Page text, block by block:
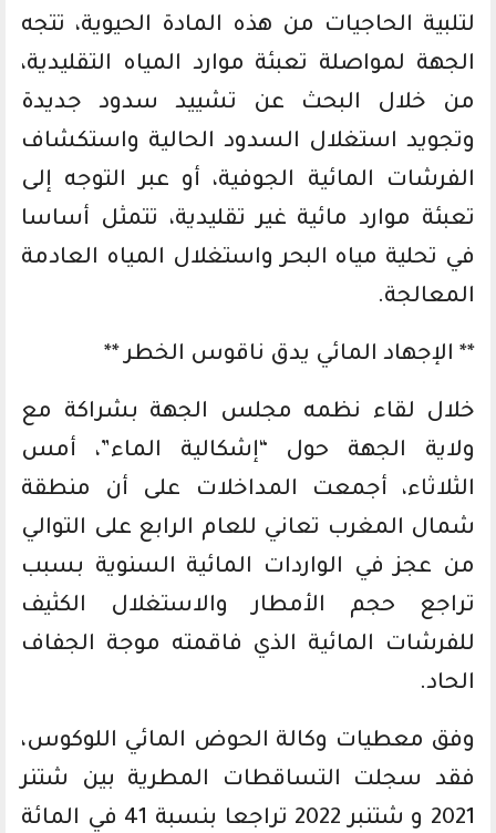
لتلبية الحاجيات من هذه المادة الحيوية، تتجه
الجهة لمواصلة تعبئة موارد المياه التقليدية،
من خلال البحث عن تشييد سدود جديدة
وتجويد استغلال السدود الحالية واستكشاف
الفرشات المائية الجوفية، أو عبر التوجه إلى
تعبئة موارد مائية غير تقليدية، تتمثل أساسا
في تحلية مياه البحر واستغلال المياه العادمة
المعالجة.
** الإجهاد المائي يدق ناقوس الخطر **
خلال لقاء نظمه مجلس الجهة بشراكة مع
ولاية الجهة حول “إشكالية الماء”، أمس
الثلاثاء، أجمعت المداخلات على أن منطقة
شمال المغرب تعاني للعام الرابع على التوالي
من عجز في الواردات المائية السنوية بسبب
تراجع حجم الأمطار والاستغلال الكثيف
للفرشات المائية الذي فاقمته موجة الجفاف
الحاد.
وفق معطيات وكالة الحوض المائي اللوكوس،
فقد سجلت التساقطات المطرية بين شتنر
2021 و شتنبر 2022 تراجعا بنسبة 41 في المائة